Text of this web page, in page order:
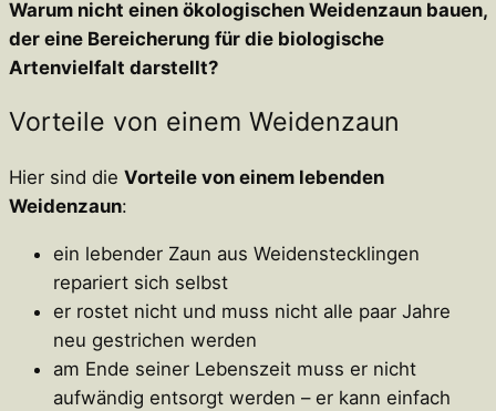
Warum nicht einen ökologischen Weidenzaun bauen,
der eine Bereicherung für die biologische
Artenvielfalt darstellt?
Vorteile von einem Weidenzaun
Hier sind die Vorteile von einem lebenden
Weidenzaun:
ein lebender Zaun aus Weidenstecklingen
repariert sich selbst
er rostet nicht und muss nicht alle paar Jahre
neu gestrichen werden
am Ende seiner Lebenszeit muss er nicht
aufwändig entsorgt werden – er kann einfach